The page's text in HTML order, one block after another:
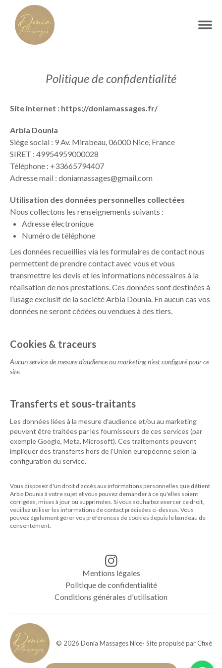
Politique de confidentialité
Site internet : https://doniamassages.fr/
Arbia Dounia
Siège social : 9 Av. Mirabeau, 06000 Nice, France
SIRET : 49954959000028
Téléphone : +33665794407
Adresse mail : doniamassages@gmail.com
Utilisation des données personnelles collectées
Nous collectons les renseignements suivants :
Adresse électronique
Numéro de téléphone
Les données recueillies via les formulaires de contact nous
permettent de prendre contact avec vous et vous
transmettre les devis et les informations nécessaires à la
réalisation de nos prestations. Ces données sont destinées à
l’usage exclusif de la sociétéArbia Dounia. En aucun cas vos
données ne seront cédées ou vendues à des tiers.
Cookies & traceurs
Aucun service de mesure d’audience ou marketing n’est configuré pour ce
site.
Transferts et sous-traitants
Les données liées à la mesure d’audience et/ou au marketing
peuvent être traitées par les fournisseurs de ces services (par
exemple Google, Meta, Microsoft). Ces traitements peuvent
impliquer des transferts hors de l’Union européenne selon la
configuration du service.
Vous disposez d'un droit d'accès aux informations personnelles que détient
Arbia Dounia à votre sujet et vous pouvez demander à ce qu'elles soient
corrigées, mises à jour ou supprimées. Si vous souhaitez exercer ce droit,
veuillez utiliser les informations de contact précisées ci-dessus. Vous
pouvez également gérer vos préférences de cookies depuis le bandeau de
consentement.
Mentions légales
Politique de confidentialité
Conditions générales d'utilisation
© 2026 Donia Massages Nice- Site propulsé parCfixé